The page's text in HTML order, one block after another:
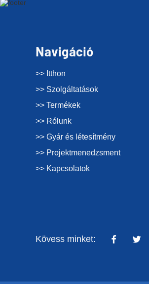
Navigáció
>> Itthon
>> Szolgáltatások
>> Termékek
>> Rólunk
>> Gyár és létesítmény
>> Projektmenedzsment
>> Kapcsolatok
Kövess minket: